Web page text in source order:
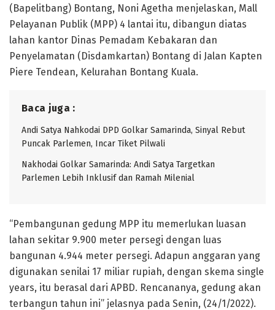
(Bapelitbang) Bontang, Noni Agetha menjelaskan, Mall
Pelayanan Publik (MPP) 4 lantai itu, dibangun diatas
lahan kantor Dinas Pemadam Kebakaran dan
Penyelamatan (Disdamkartan) Bontang di Jalan Kapten
Piere Tendean, Kelurahan Bontang Kuala.
Baca juga :
Andi Satya Nahkodai DPD Golkar Samarinda, Sinyal Rebut
Puncak Parlemen, Incar Tiket Pilwali
Nakhodai Golkar Samarinda: Andi Satya Targetkan
Parlemen Lebih Inklusif dan Ramah Milenial
“Pembangunan gedung MPP itu memerlukan luasan
lahan sekitar 9.900 meter persegi dengan luas
bangunan 4.944 meter persegi. Adapun anggaran yang
digunakan senilai 17 miliar rupiah, dengan skema single
years, itu berasal dari APBD. Rencananya, gedung akan
terbangun tahun ini” jelasnya pada Senin, (24/1/2022).